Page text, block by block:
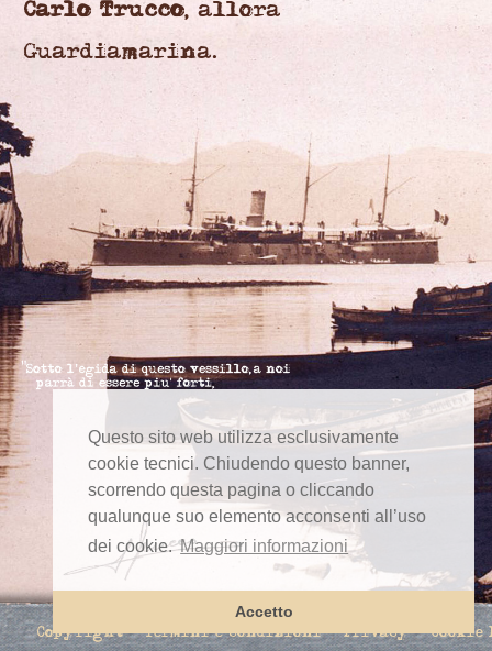
Questo sito web utilizza esclusivamente
cookie tecnici. Chiudendo questo banner,
scorrendo questa pagina o cliccando
qualunque suo elemento acconsenti all’uso
dei cookie.Maggiori informazioni
Accetto
Carlo Trucco, allora
Guardiamarina.
Copyright Termini e condizioni Privacy Cookie